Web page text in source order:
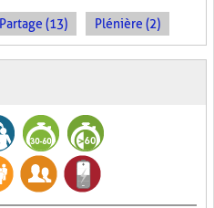
Partage (13) Plénière (2)